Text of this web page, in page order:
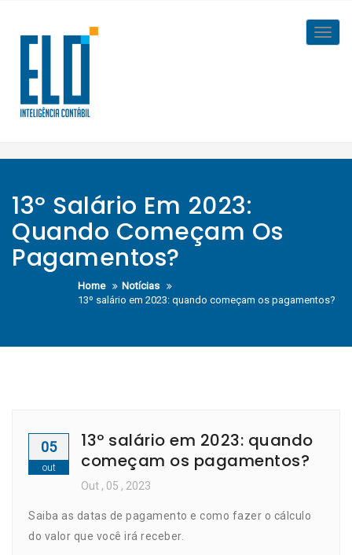
content
13º Salário Em 2023:
Quando Começam Os
Pagamentos?
Home
Notícias
13º salário em 2023: quando começam os pagamentos?
05
out
13º salário em 2023: quando
começam os pagamentos?
Out , 05 , 2023
Saiba as datas de pagamento e como fazer o cálculo
do valor que você irá receber.